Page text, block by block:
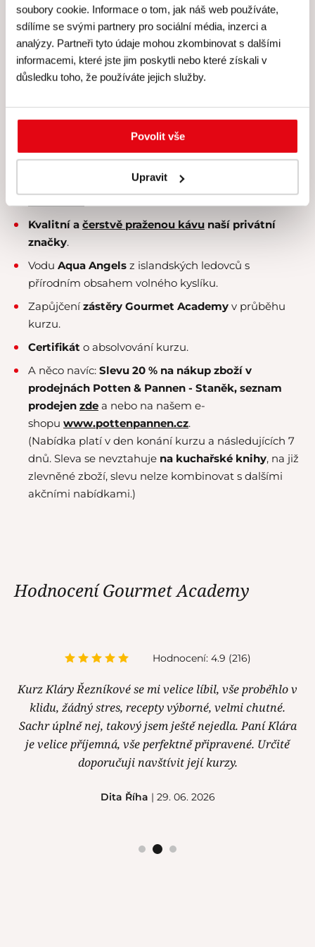
soubory cookie. Informace o tom, jak náš web používáte,
sdílíme se svými partnery pro sociální média, inzerci a
analýzy. Partneři tyto údaje mohou zkombinovat s dalšími
informacemi, které jste jim poskytli nebo které získali v
důsledku toho, že používáte jejich služby.
Povolit vše
Upravit
Cena všech našich kurzů
zahrnuje
Skutečněindividuální péči lektora a personálu –
Veškeré suroviny, u nichž klademe velkýdůraz na
.
Kvalitní rozlévanévíno od Simply Wines.
Nabídku konzumace exkluzivních
Kvalitní a čerstvě praženou kávu naší privátní
značky.
Vodu Aqua Angels z islandských ledovců s
přírodním obsahem volného kyslíku.
Zapůjčenízástěry Gourmet Academy v průběhu
kurzu.
Certifikát o absolvování kurzu.
A něco navíc: Slevu 20 % na nákup zboží v
prodejnách Potten & Pannen - Staněk, seznam
prodejen zde a nebo na našem e-
shopu www.pottenpannen.cz.
(Nabídka platí v den konání kurzu a následujících 7
dnů. Sleva se nevztahuje na kuchařské knihy, na již
zlevněné zboží, slevu nelze kombinovat s dalšími
akčními nabídkami.)
Hodnocení Gourmet Academy
Hodnocení: 4.9 (216)
Kurz Kláry Řezníkové se mi velice líbil, vše proběhlo v
klidu, žádný stres, recepty výborné, velmi chutné.
Sachr úplně nej, takový jsem ještě nejedla. Paní Klára
je velice příjemná, vše perfektně připravené. Určitě
doporučuji navštívit její kurzy.
Dita Říha | 29. 06. 2026